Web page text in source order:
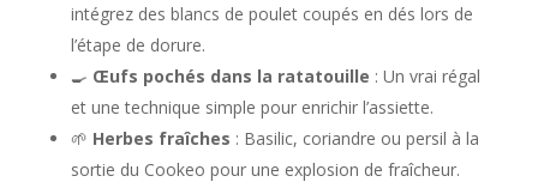
intégrez des blancs de poulet coupés en dés lors de
l’étape de dorure.
🍳 Œufs pochés dans la ratatouille : Un vrai régal
et une technique simple pour enrichir l’assiette.
🌱 Herbes fraîches : Basilic, coriandre ou persil à la
sortie du Cookeo pour une explosion de fraîcheur.